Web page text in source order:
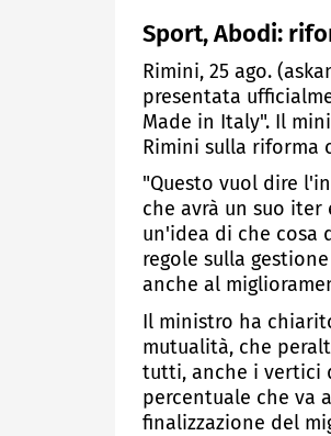
Sport, Abodi:
Rimini, 25 ago.
presentata
Made in Italy". Il
Rimini sulla riforma
"Questo vuol dire
che avrà un suo
un'idea di che cosa
regole sulla
anche al
Il ministro ha
mutualità, che
tutti, anche i vertici
percentuale che va
finalizzazione del